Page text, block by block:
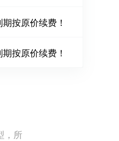
按原价续费！
按原价续费！
，所